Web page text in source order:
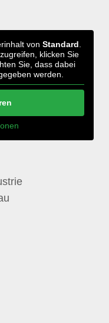
von Standard
klicken Sie
Sie, dass dabei
werden.